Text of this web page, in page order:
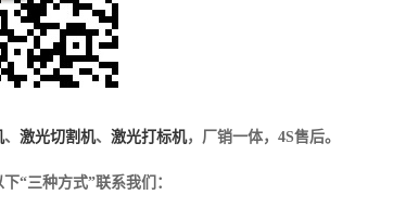
、 激光切割机、 激光打标机，厂销一体，4S售后。
“三种方式”联系我们：